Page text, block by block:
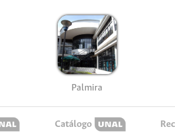
Palmira
Catálogo